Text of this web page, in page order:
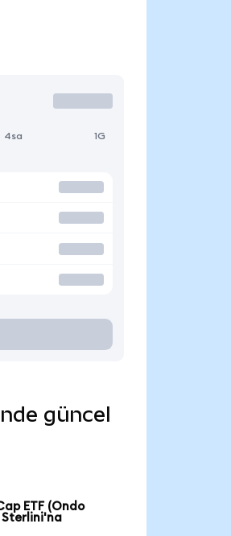
4sa 1G
güncel
ETF (Ondo
Sterlini'na